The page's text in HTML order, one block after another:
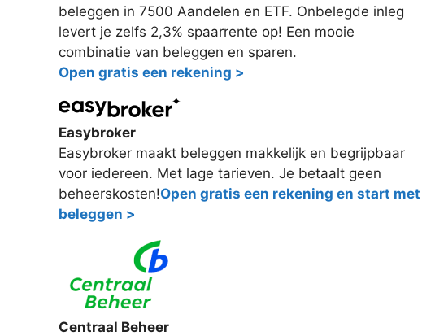
beleggen in 7500 Aandelen en ETF. Onbelegde inleg
levert je zelfs 2,3% spaarrente op! Een mooie
combinatie van beleggen en sparen.
Open gratis een rekening >
Easybroker
Easybroker maakt beleggen makkelijk en begrijpbaar
voor iedereen. Met lage tarieven. Je betaalt geen
beheerskosten!Open gratis een rekening en start met
beleggen >
Centraal Beheer